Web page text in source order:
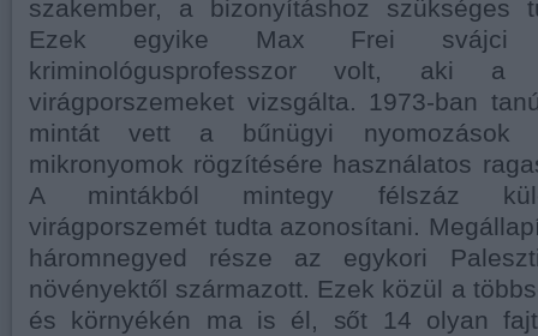
szakember, a bizonyításhoz szükséges
Ezek egyike Max Frei svájci
kriminológusprofesszor volt, aki a
virágporszemeket vizsgálta. 1973-ban
mintát vett a bűnügyi nyomozások
mikronyomok rögzítésére használatos
A mintákból mintegy félszáz
virágporszemét tudta azonosítani.
háromnegyed része az egykori
növényektől származott. Ezek közül a
és környékén ma is él, sőt 14 olyan